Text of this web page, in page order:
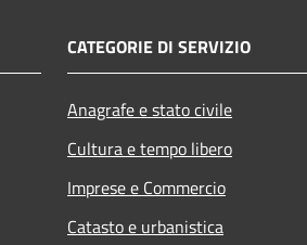
CATEGORIE DI SERVIZIO
Anagrafe e stato civile
Cultura e tempo libero
Imprese e Commercio
Catasto e urbanistica